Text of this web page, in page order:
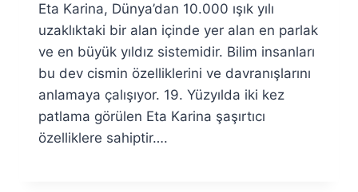
Fuat
Özyar
Eta Karina, Dünya’dan 10.000 ışık yılı
uzaklıktaki bir alan içinde yer alan en parlak
ve en büyük yıldız sistemidir. Bilim insanları
bu dev cismin özelliklerini ve davranışlarını
anlamaya çalışıyor. 19. Yüzyılda iki kez
patlama görülen Eta Karina şaşırtıcı
özelliklere sahiptir….